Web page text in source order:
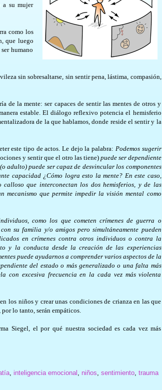
a su mujer
como los
que luego
humano
sin sobresaltarse, sin sentir pena, lástima, compasión,
de la mente: ser capaces de sentir las mentes de otros y
estable. El diálogo reflexivo potencia el hemisferio
de la que hablamos, donde reside el sentir y la
este tipo de actos. Le dejo la palabra: Podemos sugerir
y sentir que el otro las tiene)puede ser dependiente
adulto) puede ser capaz de desvincular los componentes
capacidad ¿Cómo logra esto la mente? En este caso,
que interconectan los dos hemisferios, y de las
mecanismo que permite impedir la visión mental como
como los que cometen crímenes de guerra o
su familia y/o amigos pero simultáneamente pueden
en crímenes contra otros individuos o contra la
y la conducta desde la creación de las experiencias
puede ayudarnos a comprender varios aspectos de la
del estado o más generalizado o una falta más
con excesiva frecuencia en la cada vez más violenta
los niños y crear unas condiciones de crianza en las que
lo tanto, serán empáticos.
Siegel, el por qué nuestra sociedad es cada vez más
, inteligencia emocional niños sentimiento, trauma